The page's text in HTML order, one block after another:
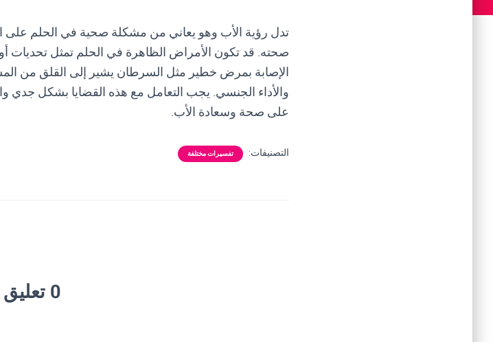
تدل رؤية الأب وهو يعاني من مشكلة صحية في الحلم على
صحته. قد تكون الأمراض الظاهرة في الحلم تمثل تحديات
الإصابة بمرض خطير مثل السرطان يشير إلى القلق من
والأداء الجنسي. يجب التعامل مع هذه القضايا بشكل جدي
على صحة وسعادة الأب.
التصنيفات: تفسيرات مختلفة
0 تعليق